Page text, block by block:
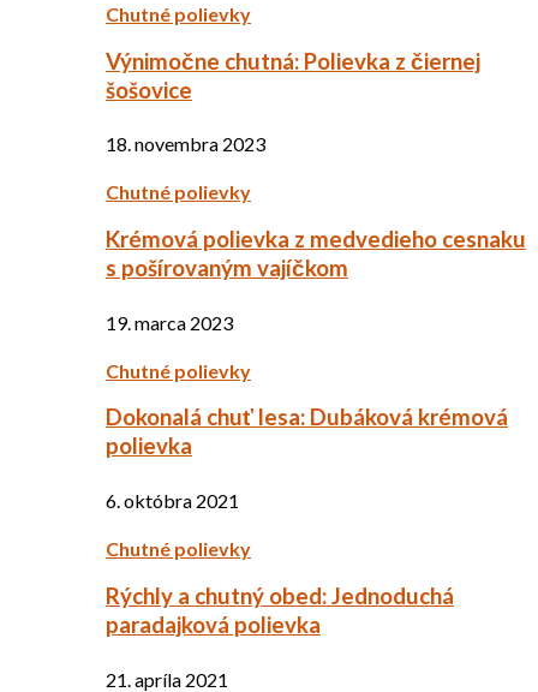
Chutné polievky
Výnimočne chutná: Polievka z čiernej
šošovice
18. novembra 2023
Chutné polievky
Krémová polievka z medvedieho cesnaku
s pošírovaným vajíčkom
19. marca 2023
Chutné polievky
Dokonalá chuť lesa: Dubáková krémová
polievka
6. októbra 2021
Chutné polievky
Rýchly a chutný obed: Jednoduchá
paradajková polievka
21. apríla 2021